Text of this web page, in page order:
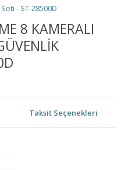
- ST-28500D
8 KAMERALI
Taksit Seçenekleri